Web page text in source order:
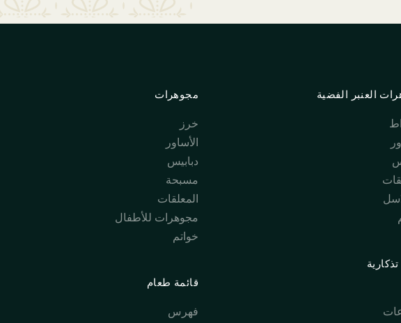
العنبر الفضية مجوهرات
خرز
الأساور
دبابيس
مسبحة
المعلقات
مجوهرات للأطفال
خواتم
قائمة طعام
فهرس